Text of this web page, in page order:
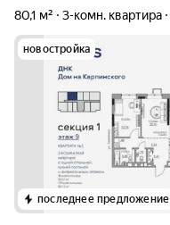
80,1 м²
3-комн. квартира
новостройка
последнее предложение